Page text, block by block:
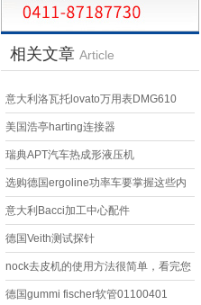
相关文章 Article
意大利洛瓦托lovato万用表DMG610
美国浩亭harting连接器
瑞典APT汽车热成形液压机
选购德国ergoline功率车要掌握这些内
容
意大利Bacci加工中心配件
德国Veith测试探针
nock去皮机的使用方法很简单，看完您
就知道了
德国gummi fischer软管01100401